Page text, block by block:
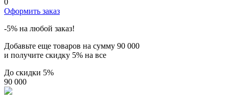
Оформить заказ
-5% на любой заказ!
Добавьте еще товаров на сумму 90 000
и получите скидку 5% на все
До скидки 5%
90 000